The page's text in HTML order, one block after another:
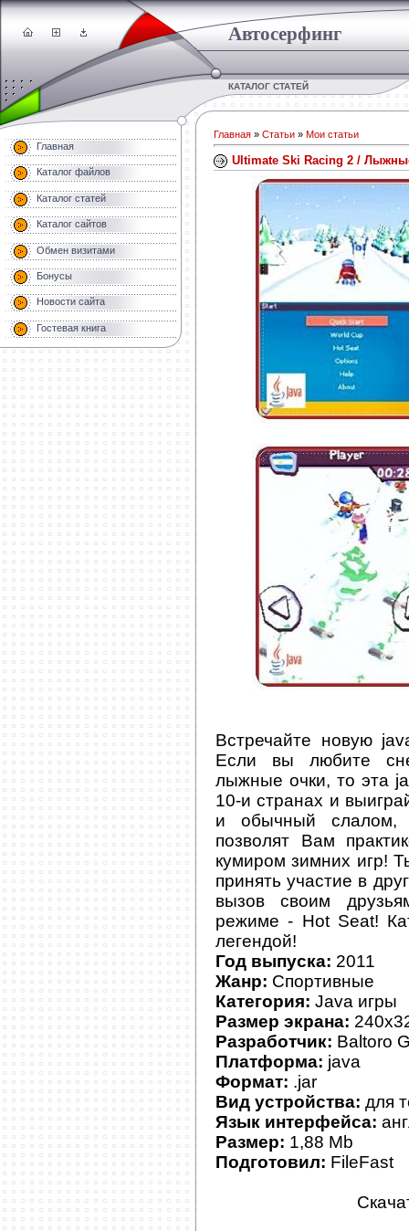
Автосерфинг
КАТАЛОГ СТАТЕЙ
Главная
Каталог файлов
Каталог статей
Каталог сайтов
Обмен визитами
Бонусы
Новости сайта
Гостевая книга
Главная » Статьи » Мои статьи
Ultimate Ski Racing 2 /
Встречайте новую
Если вы любите
лыжные очки, то эта
10-и странах и
и обычный слалом,
позволят Вам
кумиром зимних игр!
принять участие в
вызов своим
режиме - Hot Seat!
легендой!
Год выпуска: 2011
Жанр: Спортивные
Категория: Java игры
Размер экрана:
Разработчик: Baltoro
Платформа: java
Формат: .jar
Вид устройства: для
Язык интерфейса:
Размер: 1,88 Mb
Подготовил: FileFast